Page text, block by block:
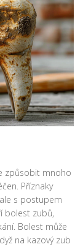
způsobit mnoho
Příznaky
s postupem
bolest zubů,
Bolest může
na kazový zub